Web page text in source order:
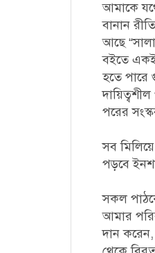
আমাকে
বানান
আছে
বইতে
হতে পারে
পরের
সব
পড়বে
সকল
আমার
দান